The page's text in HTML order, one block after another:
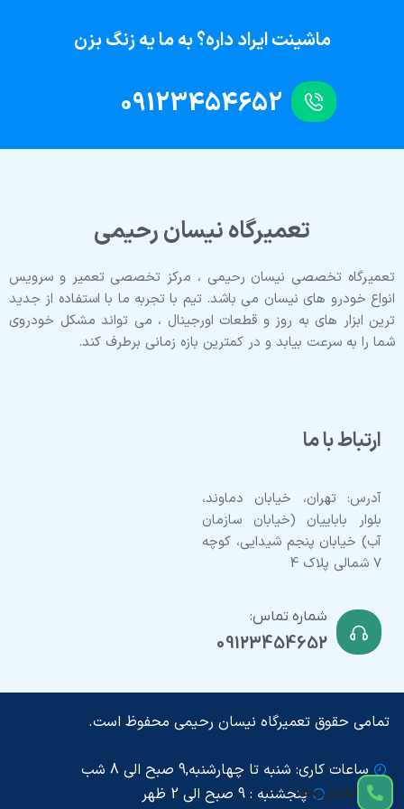
ماشینت ایراد داره؟ به ما یه زنگ بزن
09123454652
تعمیرگاه نیسان رحیمی
تعمیرگاه تخصصی نیسان رحیمی ، مرکز تخصصی تعمیر و سرویس
انواع خودرو های نیسان می باشد. تیم با تجربه ما با استفاده از جدید
ترین ابزار های به روز و قطعات اورجینال ، می تواند مشکل خودروی
شما را به سرعت بیابد و در کمترین بازه زمانی برطرف کند.
ارتباط با ما
آدرس: تهران، خیابان دماوند،
بلوار باباییان (خیابان سازمان
آب) خیابان پنجم شیدایی، کوچه
7 شمالی پلاک 4
شماره تماس:
09123454652
تمامی حقوق تعمیرگاه نیسان رحیمی محفوظ است.
ساعات کاری: شنبه تا چهارشنبه,9 صبح الی 8 شب
پنجشنبه : 9 صبح الی 2 ظهرتماس با ما